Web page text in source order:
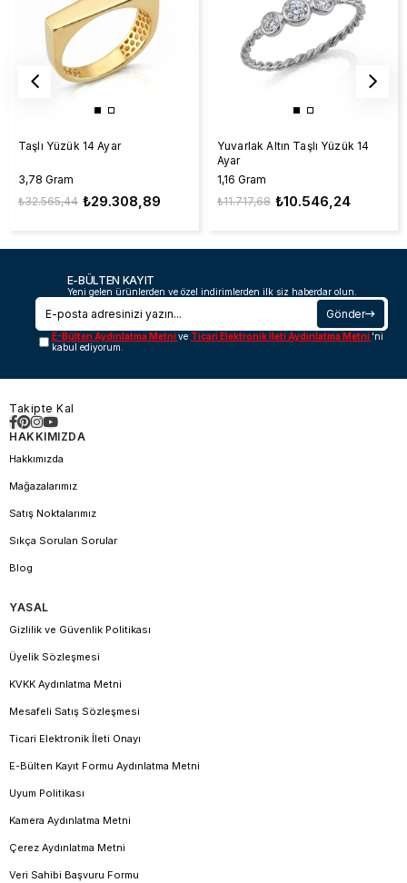
Taşlı Yüzük 14 Ayar
3,78 Gram
₺29.308,89
₺32.565,44
Yuvarlak Altın Taşlı Yüzük 14
Ayar
1,16 Gram
₺10.546,24
₺11.717,68
E-BÜLTEN KAYIT
Yeni gelen ürünlerden ve özel indirimlerden ilk siz haberdar olun.
Gönder
E-Bülten Aydınlatma Metnive Ticari Elektronik İleti Aydınlatma Metni 'ni
kabul ediyorum.
Takipte Kal
HAKKIMIZDA
Hakkımızda
Mağazalarımız
Satış Noktalarımız
Sıkça Sorulan Sorular
Blog
YASAL
Gizlilik ve Güvenlik Politikası
Üyelik Sözleşmesi
KVKK Aydınlatma Metni
Mesafeli Satış Sözleşmesi
Ticari Elektronik İleti Onayı
E-Bülten Kayıt Formu Aydınlatma Metni
Uyum Politikası
Kamera Aydınlatma Metni
Çerez Aydınlatma Metni
Veri Sahibi Başvuru Formu